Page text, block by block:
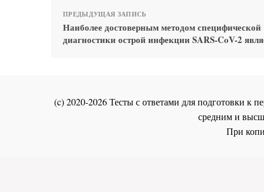
ПРЕДЫДУЩАЯ ЗАПИСЬ
Наиболее достоверным методом специфической
диагностики острой инфекции SARS-CoV-2
(c) 2020-2026 Тесты с ответами для подготовки к
средним и
При